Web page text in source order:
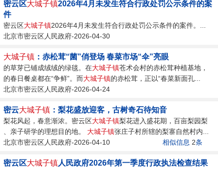
密云区大城子镇2026年4月未发生符合行政处罚公示条件的案
件
密云区大城子镇2026年4月未发生符合行政处罚公示条件的案件。...
北京市密云区人民政府-2026-04-30
大城子镇 ：赤松茸“菌”俏登场 春菜市场“伞”亮眼
的草芽已铺成绒绒的绿毯。在大城子镇苍术会村的赤松茸种植基地，
的春日餐桌都在“争鲜”。而大城子镇的赤松茸，正以“春菜新面孔...
北京市密云区人民政府-2026-04-24
密云大城子镇 ：梨花盛放迎客，古树奇石待知音
梨花风起，春意渐浓。密云区大城子镇梨花进入盛花期，百亩梨园梨
、亲子研学的理想目的地。 大城子镇张庄子村所辖的梨寨自然村内...
北京市密云区人民政府-2026-04-10
相似信息 2条
密云区大城子镇人民政府2026年第一季度行政执法检查结果